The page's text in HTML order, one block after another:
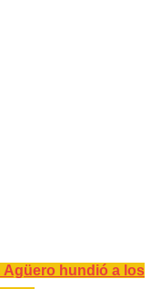
Agüero hundió a los